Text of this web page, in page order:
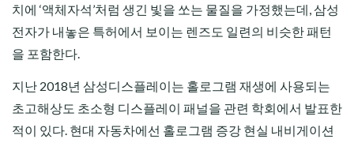
치에 ‘액체자석’처럼 생긴 빛을 쏘는 물질을 가정했는데, 삼성
전자가 내놓은 특허에서 보이는 렌즈도 일련의 비슷한 패턴
을 포함한다.
지난 2018년 삼성디스플레이는 홀로그램 재생에 사용되는
초고해상도 초소형 디스플레이 패널을 관련 학회에서 발표한
적이 있다. 현대 자동차에선 홀로그램 증강 현실 내비게이션